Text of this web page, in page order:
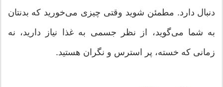
دنبال دارد. مطمئن شوید وقتی چیزی می‌خورید که بدنتان
به شما می‌گوید، از نظر جسمی به غذا نیاز دارید، نه
زمانی که خسته، پر استرس و نگران هستید.